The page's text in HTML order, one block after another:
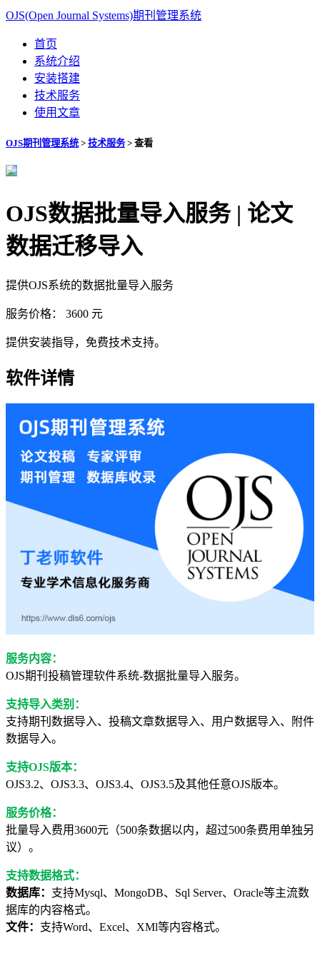
OJS(Open Journal Systems)期刊管理系统
首页
系统介绍
安装搭建
技术服务
使用文章
OJS期刊管理系统> 技术服务> 查看
OJS数据批量导入服务 | 论文
数据迁移导入
提供OJS系统的数据批量导入服务
服务价格： 3600 元
提供安装指导，免费技术支持。
软件详情
服务内容：
OJS期刊投稿管理软件系统-数据批量导入服务。
支持导入类别：
支持期刊数据导入、投稿文章数据导入、用户数据导入、附件
数据导入。
支持OJS版本：
OJS3.2、OJS3.3、OJS3.4、OJS3.5及其他任意OJS版本。
服务价格：
批量导入费用3600元（500条数据以内，超过500条费用单独另
议）。
支持数据格式：
数据库： 支持Mysql、MongoDB、Sql Server、Oracle等主流数
据库的内容格式。
文件： 支持Word、Excel、XMl等内容格式。